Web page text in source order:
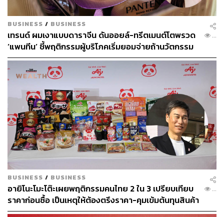
ผู้ขายตั๋วตระหนักถึงความคิดนี้เช่นกัน ซึ่ง “การวิจัยของเรา
บอกเราอย่างสม่ำเสมอว่า คอนเสิร์ตเป็นสิ่งสำคัญอันดับต้นๆ
สำหรับการใช้จ่าย และเป็นหนึ่งในประสบการณ์สุดท้ายที่
แฟนๆ จะลด” Live Nation กล่าว
แต่เนื่องจากผู้บริโภคยังคงใช้จ่ายอย่างไม่ลดละเพื่อดูศิลปิน
หรือวงดนตรีที่พวกเขาชื่นชอบ นั่นหมายความว่า Dynamic
Pricing จะอยู่ต่อไป อย่างน้อยก็ในตอนนี้ โดย “ธุรกิจดนตรีสด
ใช้ประโยชน์จากทัศนคตินี้มาเป็นเวลานาน” Mall แห่ง
Northeastern University กล่าว
แม้ Dynamic Pricing จะสร้างความไม่พอใจให้แฟนเพลงทั่ว
โลก แต่ตราบใดที่ผู้บริโภคยังยอมควักกระเป๋าจ่ายและศิลปิน
ยังไม่ปฏิเสธระบบนี้ การกำหนดราคาแบบยืดหยุ่นก็คงอยู่ต่อ
ไป สะท้อนให้เห็นว่าในโลกทุนนิยม บางครั้งความรักใน
ดนตรีก็มีราคาที่ต้องจ่าย และราคานั้นก็ไม่เคยมีเพดานที่
แน่นอน ขึ้นอยู่กับว่าใครพร้อมจะจ่ายแค่ไหน เพื่อ
ประสบการณ์ที่พวกเขาเชื่อว่า ‘ไม่มีครั้งที่สอง’
BUSINESS / BUSINESS
เทรนด์ ผมเงาแบบดาราจีน ดันออยล์-ทรีตเมนต์โตพรวด
‘แพนทีน’ ชี้พฤติกรรมผู้บริโภคเริ่มยอมจ่ายถ้านวัตกรรม
ตอบโจทย์
...
BUSINESS / BUSINESS
อายิโนะโมะโต๊ะเผยพฤติกรรมคนไทย 2 ใน 3 เปรียบเทียบ
ราคาก่อนซื้อ เป็นเหตุให้ต้องตรึงราคา-คุมเข้มต้นทุนสินค้า
...